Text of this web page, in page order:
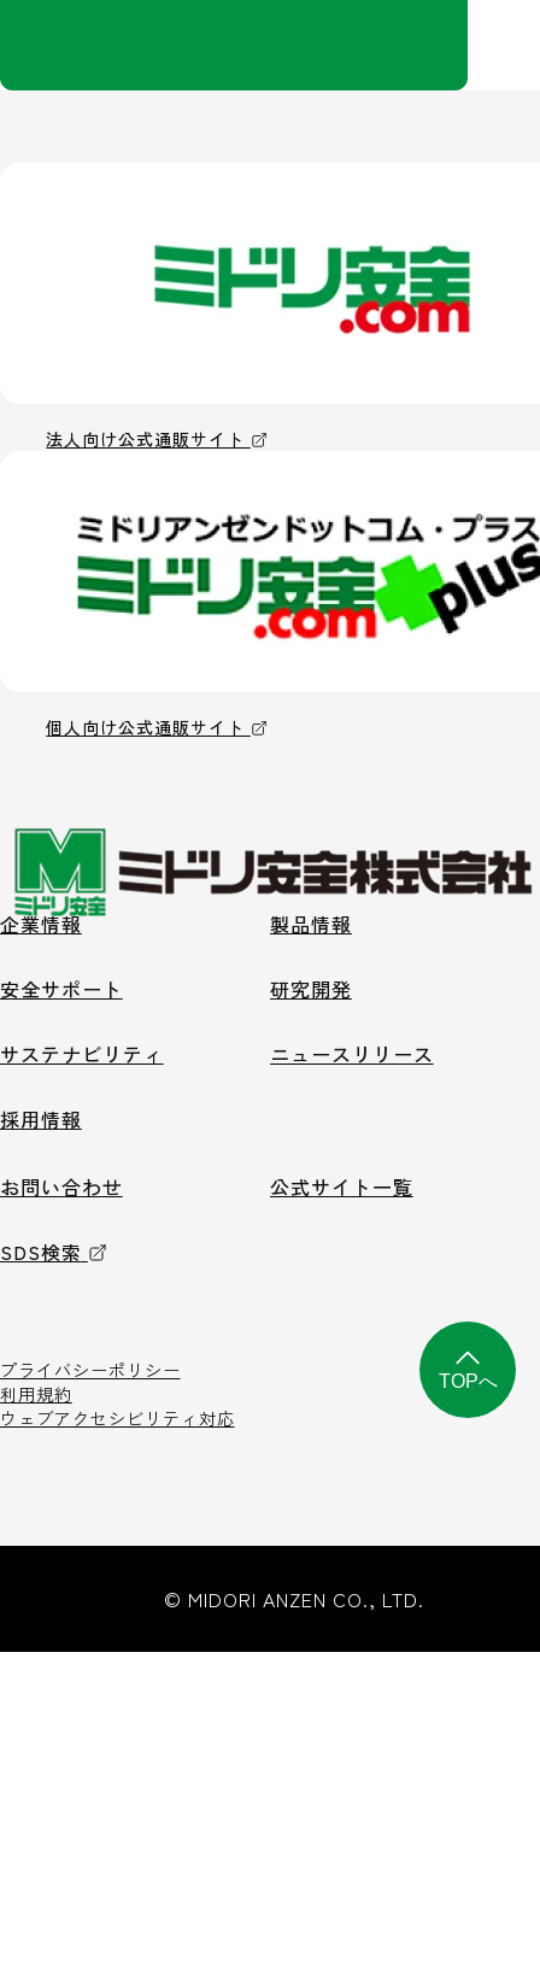
法人向け公式通販サイト
個人向け公式通販サイト
企業情報 製品情報
安全サポート 研究開発
サステナビリティ ニュースリリース
採用情報
お問い合わせ 公式サイト一覧
SDS検索
プライバシーポリシー
利用規約
ウェブアクセシビリティ対応
© MIDORI ANZEN CO., LTD.
TOPへ